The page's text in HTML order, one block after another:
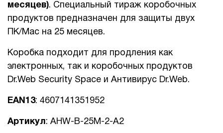
Партнерам
События
Сервисы для партнеров
1Cофт
месяцев). Специальный тираж коробочных
продуктов предназначен для защиты двух
ПК/Mac на 25 месяцев.
Коробка подходит для продления как
электронных, так и коробочных продуктов
Dr.Web Security Space и Антивирус Dr.Web.
EAN13: 4607141351952
Артикул: AHW-B-25M-2-A2